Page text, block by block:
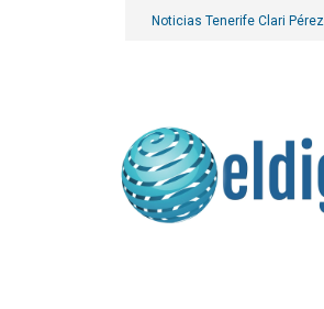
Noticias Tenerife Clari